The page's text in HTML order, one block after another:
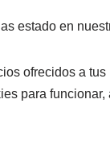
estado en
ofrecidos a
para